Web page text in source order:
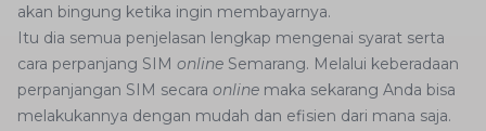
akan bingung ketika ingin membayarnya.
Itu dia semua penjelasan lengkap mengenai syarat serta
cara perpanjang SIM online Semarang. Melalui keberadaan
perpanjangan SIM secara online maka sekarang Anda bisa
melakukannya dengan mudah dan efisien dari mana saja.